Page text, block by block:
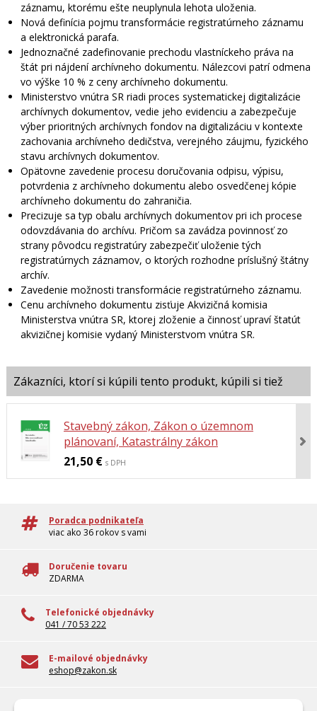
záznamu, ktorému ešte neuplynula lehota uloženia.
Nová definícia pojmu transformácie registratúrneho záznamu
a elektronická parafa.
Jednoznačné zadefinovanie prechodu vlastníckeho práva na
štát pri nájdení archívneho dokumentu. Nálezcovi patrí odmena
vo výške 10 % z ceny archívneho dokumentu.
Ministerstvo vnútra SR riadi proces systematickej digitalizácie
archívnych dokumentov, vedie jeho evidenciu a zabezpečuje
výber prioritných archívnych fondov na digitalizáciu v kontexte
zachovania archívneho dedičstva, verejného záujmu, fyzického
stavu archívnych dokumentov.
Opätovne zavedenie procesu doručovania odpisu, výpisu,
potvrdenia z archívneho dokumentu alebo osvedčenej kópie
archívneho dokumentu do zahraničia.
Precizuje sa typ obalu archívnych dokumentov pri ich procese
odovzdávania do archívu. Pričom sa zavádza povinnosť zo
strany pôvodcu registratúry zabezpečiť uloženie tých
registratúrnych záznamov, o ktorých rozhodne príslušný štátny
archív.
Zavedenie možnosti transformácie registratúrneho záznamu.
Cenu archívneho dokumentu zisťuje Akvizičná komisia
Ministerstva vnútra SR, ktorej zloženie a činnosť upraví štatút
akvizičnej komisie vydaný Ministerstvom vnútra SR.
Stavebný zákon, Zákon o územnom
plánovaní, Katastrálny zákon
21,50 € s DPH
Poradca podnikateľa
viac ako 36 rokov s vami
Doručenie tovaru
ZDARMA
Telefonické objednávky
041 / 70 53 222
E-mailové objednávky
eshop@zakon.sk